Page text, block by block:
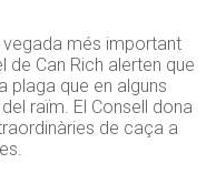
més important
de Can Rich alerten que
plaga que en alguns
raïm. El Consell dona
de caça a